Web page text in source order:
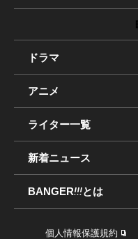
ドラマ
アニメ
ライター一覧
新着ニュース
BANGER!!!とは
個人情報保護規約